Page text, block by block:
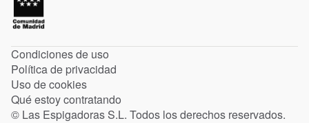
Condiciones de uso
Política de privacidad
Uso de cookies
Qué estoy contratando
© Las Espigadoras S.L. Todos los derechos reservados.